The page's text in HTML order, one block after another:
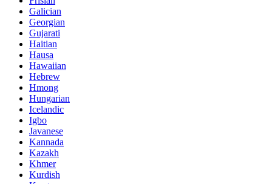
Galician
Georgian
Gujarati
Haitian
Hausa
Hawaiian
Hebrew
Hmong
Hungarian
Icelandic
Igbo
Javanese
Kannada
Kazakh
Khmer
Kurdish